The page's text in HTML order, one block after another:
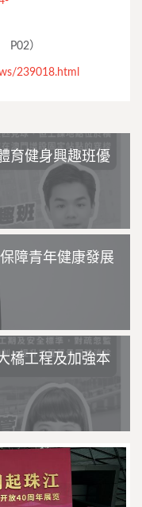
P02）
239018.html
育健身興趣班優
障青年健康發展
橋工程及加強本